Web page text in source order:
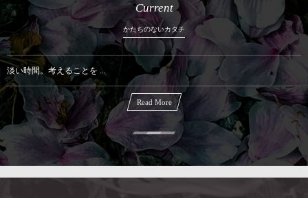
Current
かたちのないカタチ
淡い時間。考えることを ...
Read More